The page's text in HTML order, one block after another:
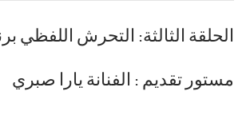
الحلقة الثالثة: التحرش اللفظي
مستور تقديم : الفنانة يارا صبري